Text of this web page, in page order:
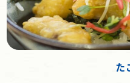
た